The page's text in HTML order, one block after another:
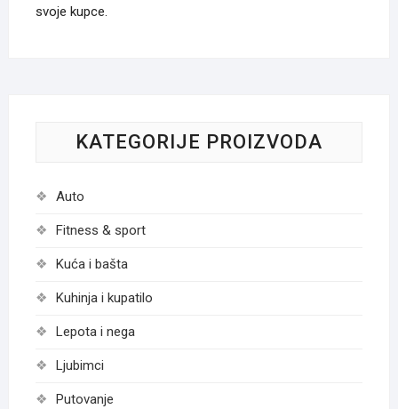
svoje kupce.
KATEGORIJE PROIZVODA
Auto
Fitness & sport
Kuća i bašta
Kuhinja i kupatilo
Lepota i nega
Ljubimci
Putovanje